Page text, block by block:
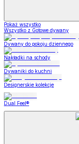
Pokaż wszystko
Wszystko z Gotowe dywany
Dywany do pokoju dziennego
Nakładki na schody
Dywaniki do kuchni
Designerskie kolekcje
Dual Feel®